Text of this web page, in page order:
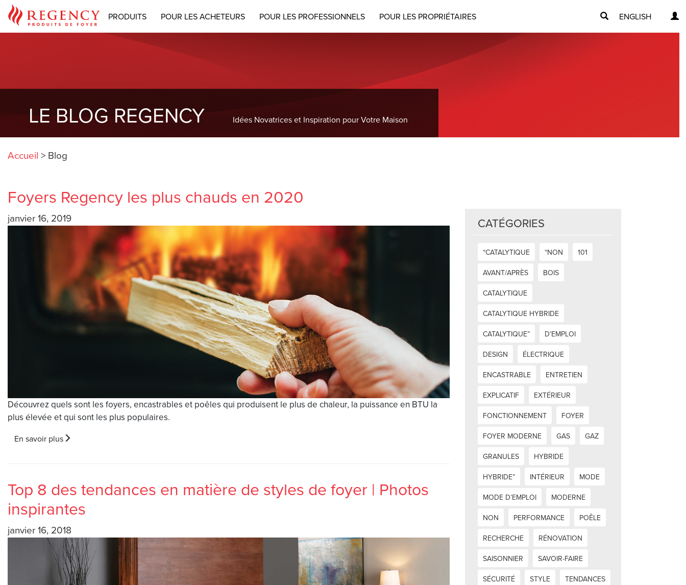
PRODUITS POUR LES ACHETEURS POUR LES PROFESSIONNELS POUR LES PROPRIÉTAIRES ENGLISH
LE BLOG REGENCY Idées Novatrices et Inspiration pour Votre Maison
Accueil > Blog
Foyers Regency les plus chauds en 2020
janvier 16, 2019
Découvrez quels sont les foyers, encastrables et poêles qui produisent le plus de chaleur, la puissance en BTU la
plus élevée et qui sont les plus populaires.
En savoir plus
Top 8 des tendances en matière de styles de foyer | Photos
inspirantes
janvier 16, 2018
CATÉGORIES
“CATALYTIQUE “NON
101
AVANT/APRÈS
BOIS
CATALYTIQUE
CATALYTIQUE HYBRIDE
CATALYTIQUE”
D’EMPLOI
DESIGN
ÉLECTRIQUE
ENCASTRABLE
ENTRETIEN
EXPLICATIF
EXTÉRIEUR
FONCTIONNEMENT
FOYER
FOYER MODERNE
GAS
GAZ
GRANULES
HYBRIDE
HYBRIDE”
INTÉRIEUR
MODE
MODE D’EMPLOI
MODERNE
NON
PERFORMANCE
POÊLE
RECHERCHE
RÉNOVATION
SAISONNIER
SAVOIR-FAIRE
SÉCURITÉ
STYLE TENDANCES